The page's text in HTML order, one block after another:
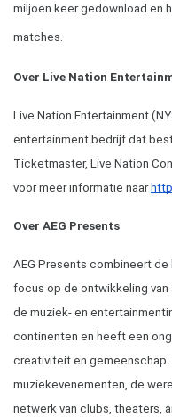
miljoen keer gedownload en
matches.
Over Live Nation
Live Nation Entertainment
entertainment bedrijf dat
Ticketmaster, Live Nation
voor meer informatie naar
Over AEG Presents
AEG Presents combineert
focus op de ontwikkeling
de muziek- en
continenten en heeft een
creativiteit en
muziekevenementen, de
netwerk van clubs, theaters,